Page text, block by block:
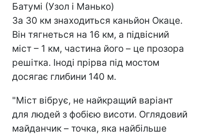
Батумі (Узол і Манько)
За 30 км знаходиться каньйон Окаце.
Він тягнеться на 16 км, а підвісний
міст – 1 км, частина його – це прозора
решітка. Іноді прірва під мостом
досягає глибини 140 м.
"Міст вібрує, не найкращий варіант
для людей з фобією висоти. Оглядовий
майданчик – точка, яка найбільше